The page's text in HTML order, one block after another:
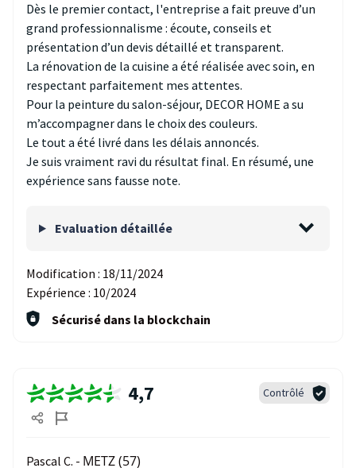
Dès le premier contact, l'entreprise a fait preuve d’un
grand professionnalisme : écoute, conseils et
présentation d’un devis détaillé et transparent.
La rénovation de la cuisine a été réalisée avec soin, en
respectant parfaitement mes attentes.
Pour la peinture du salon-séjour, DECOR HOME a su
m’accompagner dans le choix des couleurs.
Le tout a été livré dans les délais annoncés.
Je suis vraiment ravi du résultat final. En résumé, une
expérience sans fausse note.
Evaluation détaillée
Modification : 18/11/2024
Expérience : 10/2024
Sécurisé dans la blockchain
4,7 Contrôlé
Pascal C. - METZ (57)